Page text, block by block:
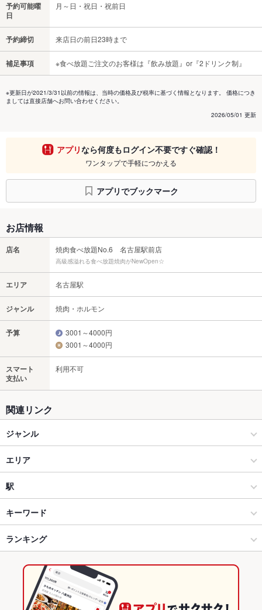
予約可能曜
日
月～日・祝日・祝前日
予約締切 来店日の前日23時まで
補足事項 ※食べ放題ご注文のお客様は『飲み放題』or『2ドリンク制』
※更新日が2021/3/31以前の情報は、当時の価格及び税率に基づく情報となります。 価格につき
ましては直接店舗へお問い合わせください。
2026/05/01 更新
アプリなら何度もログイン不要ですぐ確認！
ワンタップで手軽につかえる
アプリでブックマーク
お店情報
店名 焼肉食べ放題No.6 名古屋駅前店
高級感溢れる食べ放題焼肉がNewOpen☆
エリア 名古屋駅
ジャンル 焼肉・ホルモン
予算
3001～4000円
3001～4000円
スマート
支払い
利用不可
関連リンク
ジャンル
焼肉・ホルモン
焼肉
名古屋（名古屋駅/西区/中村区） × 焼肉・ホルモン
名古屋（名古屋駅/西区/中村区） × 焼肉
名古屋駅 × 焼肉・ホルモン
名古屋駅 × 焼肉
エリア
名古屋駅
名古屋駅 × 焼肉・ホルモン
名古屋駅 × 焼肉
名古屋駅 × 韓国料理
名古屋駅 × サムギョプサル
駅
国際センター駅
名古屋駅
名鉄名古屋駅
キーワード
ソーセージ
ランキング
愛知のグルメランキング
愛知の焼肉・ホルモンランキング